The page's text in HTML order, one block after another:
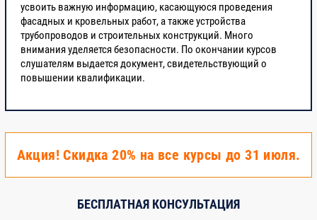
усвоить важную информацию, касающуюся проведения
фасадных и кровельных работ, а также устройства
трубопроводов и строительных конструкций. Много
внимания уделяется безопасности. По окончании курсов
слушателям выдается документ, свидетельствующий о
повышении квалификации.
3
Модуль №3.
Экономика
строительного
производства.
ценообразования и
строительстве
Оценка
экономической
Акция! Скидка 20% на все курсы до 31 июля.
БЕСПЛАТНАЯ КОНСУЛЬТАЦИЯ